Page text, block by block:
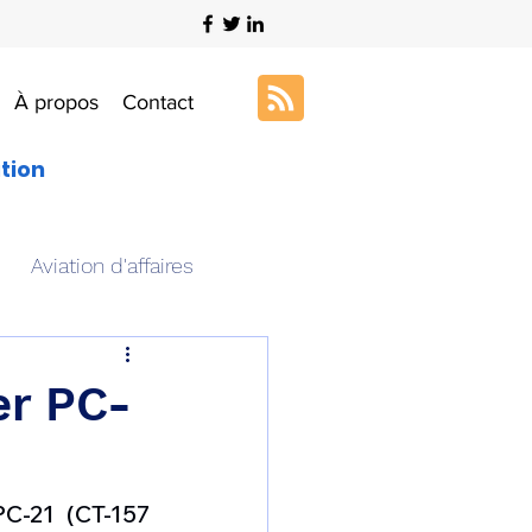
À propos Contact
Aviation d'affaires
Art & Aviation
PC-
21 (CT-157